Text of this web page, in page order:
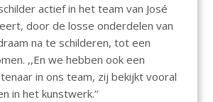
actief in het team van José
door de losse onderdelen van
na te schilderen, tot een
,,En we hebben ook een
in ons team, zij bekijkt vooral
in het kunstwerk.’’